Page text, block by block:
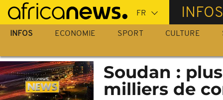
Passer
au
contenu
INFOS
INFOS ECONOMIE SPORT CULTURE
Soudan :
milliers de